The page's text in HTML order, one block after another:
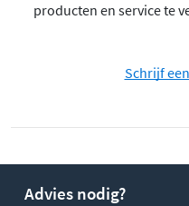
producten en service te
Schrijf
Advies nodig?